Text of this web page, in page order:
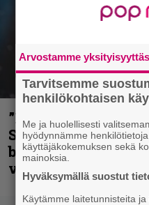
”He ovat tuoneet
Sepulturan
bändin, jonka riffit
vaikutuksen
Arvostamme
Tarvitsemme
henkilökohtaisen
Me ja huolellisesti
hyödynnämme
käyttäjäkokemuksen sekä
mainoksia.
Hyväksymällä suostut
Käytämme laitetunnisteita